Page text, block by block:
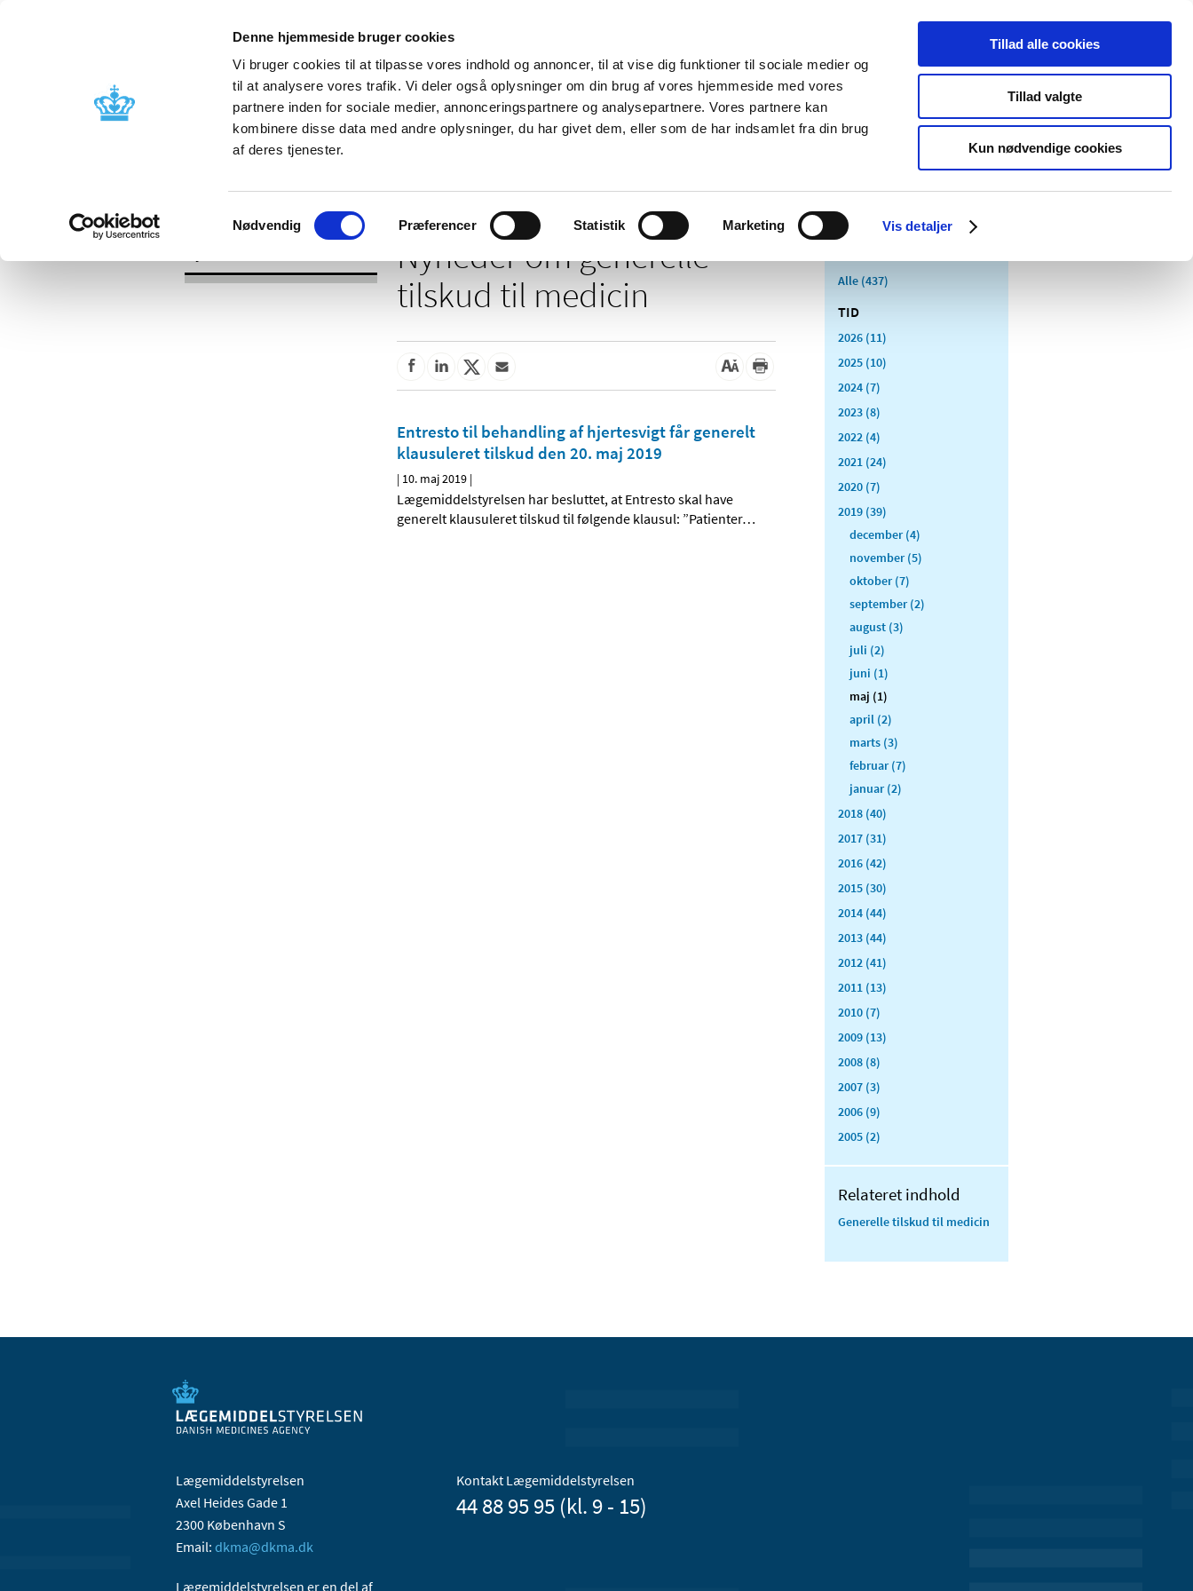
Denne hjemmeside bruger cookies
Vi bruger cookies til at tilpasse vores indhold og annoncer, til at vise dig funktioner til sociale medier og
til at analysere vores trafik. Vi deler også oplysninger om din brug af vores hjemmeside med vores
partnere inden for sociale medier, annonceringspartnere og analysepartnere. Vores partnere kan
kombinere disse data med andre oplysninger, du har givet dem, eller som de har indsamlet fra din brug
af deres tjenester.
Samtykkevalg
Nødvendig Præferencer Statistik Marketing Vis detaljer
Tillad alle cookies
Tillad valgte
Kun nødvendige cookies
Nyheder Om os Kontakt Udgivelser
Godkendelse og
Bivirkninger og
produktinformation
Tilskud og
Apoteker og salg af
Medicinsk
Særlige
produktområder
Nyheder om generelle
tilskud til medicin
Entresto til behandling af hjertesvigt får generelt
klausuleret tilskud den 20. maj 2019
| 10. maj 2019 |
Lægemiddelstyrelsen har besluttet, at Entresto skal have
generelt klausuleret tilskud til følgende klausul: ”Patienter…
Alle (437)
TID
2026 (11)
2025 (10)
2024 (7)
2023 (8)
2022 (4)
2021 (24)
2020 (7)
2019 (39)
december (4)
november (5)
oktober (7)
september (2)
august (3)
juli (2)
juni (1)
maj (1)
april (2)
marts (3)
februar (7)
januar (2)
2018 (40)
2017 (31)
2016 (42)
2015 (30)
2014 (44)
2013 (44)
2012 (41)
2011 (13)
2010 (7)
2009 (13)
2008 (8)
2007 (3)
2006 (9)
2005 (2)
Relateret indhold
Generelle tilskud til medicin
Lægemiddelstyrelsen
Axel Heides Gade 1
2300 København S
Email: dkma@dkma.dk
Lægemiddelstyrelsen er en del af
Kontakt Lægemiddelstyrelsen
44 88 95 95 (kl. 9 - 15)